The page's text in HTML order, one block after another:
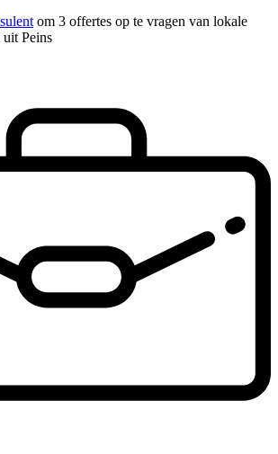
om 3 offertes op te vragen van lokale
uit Peins